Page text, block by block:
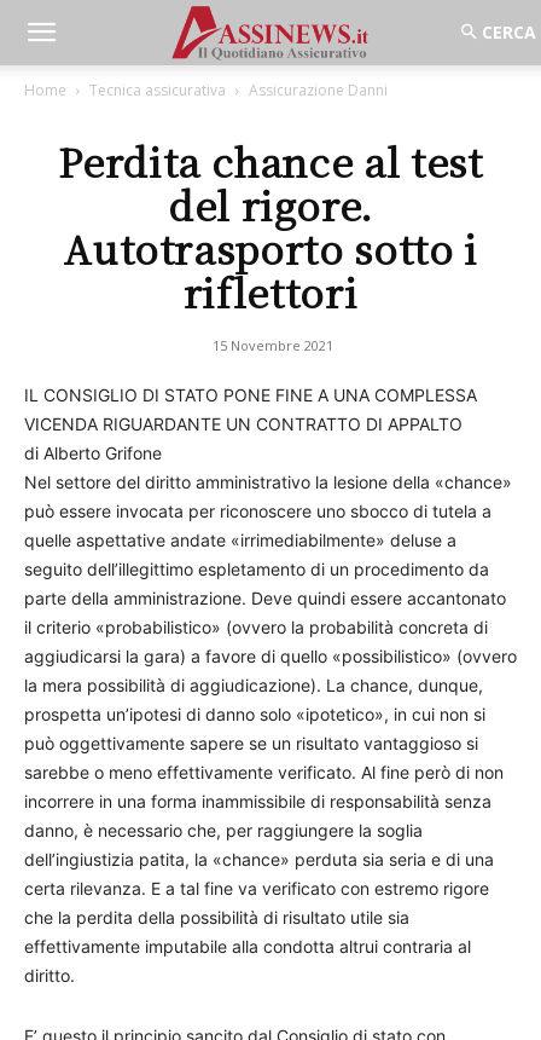
Home Tecnica assicurativa Assicurazione Danni
Perdita chance al test
del rigore.
Autotrasporto sotto i
riflettori
15 Novembre 2021
IL CONSIGLIO DI STATO PONE FINE A UNA COMPLESSA
VICENDA RIGUARDANTE UN CONTRATTO DI APPALTO
di Alberto Grifone
Nel settore del diritto amministrativo la lesione della «chance»
può essere invocata per riconoscere uno sbocco di tutela a
quelle aspettative andate «irrimediabilmente» deluse a
seguito dell’illegittimo espletamento di un procedimento da
parte della amministrazione. Deve quindi essere accantonato
il criterio «probabilistico» (ovvero la probabilità concreta di
aggiudicarsi la gara) a favore di quello «possibilistico» (ovvero
la mera possibilità di aggiudicazione). La chance, dunque,
prospetta un’ipotesi di danno solo «ipotetico», in cui non si
può oggettivamente sapere se un risultato vantaggioso si
sarebbe o meno effettivamente verificato. Al fine però di non
incorrere in una forma inammissibile di responsabilità senza
danno, è necessario che, per raggiungere la soglia
dell’ingiustizia patita, la «chance» perduta sia seria e di una
certa rilevanza. E a tal fine va verificato con estremo rigore
che la perdita della possibilità di risultato utile sia
effettivamente imputabile alla condotta altrui contraria al
diritto.
E’ questo il principio sancito dal Consiglio di stato con